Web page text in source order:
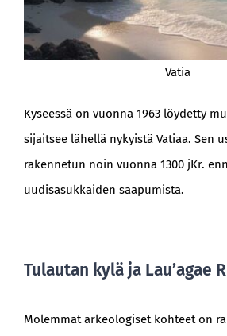
Vatia
Kyseessä on vuonna 1963 löydetty
sijaitsee lähellä nykyistä Vatiaa. Sen
rakennetun noin vuonna 1300 jKr.
uudisasukkaiden saapumista.
Tulautan kylä ja Lau’agae
Molemmat arkeologiset kohteet on